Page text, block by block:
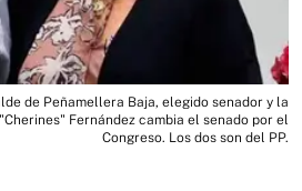
de Peñamellera Baja, elegido senador y la
Fernández cambia el senado por el
Congreso. Los dos son del PP.